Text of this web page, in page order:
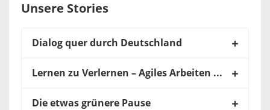
Unsere Stories
Dialog quer durch Deutschland
Lernen zu Verlernen – Agiles Arbeiten bei Nestlé
Die etwas grünere Pause